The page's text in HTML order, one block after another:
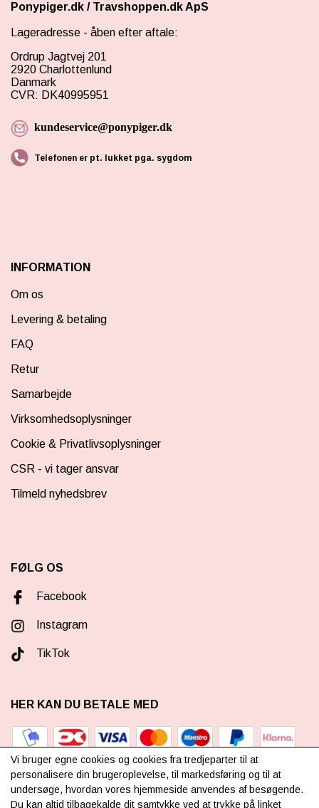
Ponypiger.dk / Travshoppen.dk ApS
Lageradresse - åben efter aftale:
Ordrup Jagtvej 201
2920 Charlottenlund
Danmark
CVR: DK40995951
kundeservice@ponypiger.dk
Telefonen er pt. lukket pga. sygdom
INFORMATION
Om os
Levering & betaling
FAQ
Retur
Samarbejde
Virksomhedsoplysninger
Cookie & Privatlivsoplysninger
CSR - vi tager ansvar
Tilmeld nyhedsbrev
FØLG OS
Facebook
Instagram
TikTok
HER KAN DU BETALE MED
TILMELD NYHEDSBREV
Vi bruger egne cookies og cookies fra tredjeparter til at
personalisere din brugeroplevelse, til markedsføring og til at
undersøge, hvordan vores hjemmeside anvendes af besøgende.
Du kan altid tilbagekalde dit samtykke ved at trykke på linket